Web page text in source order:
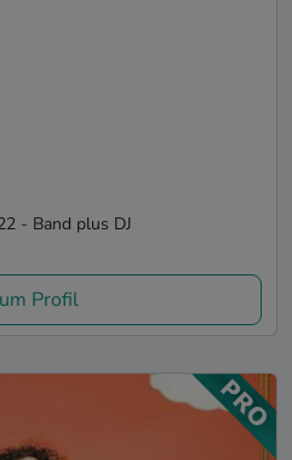
- Band plus DJ
Profil